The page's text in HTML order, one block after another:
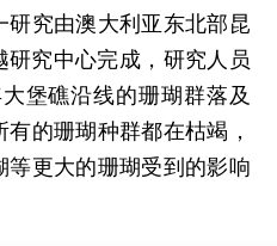
究由澳大利亚东北部昆
研究中心完成，研究人员
堡礁沿线的珊瑚群落及
的珊瑚种群都在枯竭，
更大的珊瑚受到的影响